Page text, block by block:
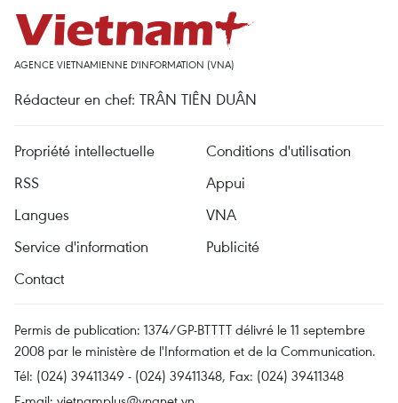
AGENCE VIETNAMIENNE D'INFORMATION (VNA)
Rédacteur en chef: TRÂN TIÊN DUÂN
Propriété intellectuelle
Conditions d'utilisation
RSS
Appui
Langues
VNA
Service d'information
Publicité
Contact
Permis de publication: 1374/GP-BTTTT délivré le 11 septembre
2008 par le ministère de l'Information et de la Communication.
Tél: (024) 39411349 - (024) 39411348, Fax: (024) 39411348